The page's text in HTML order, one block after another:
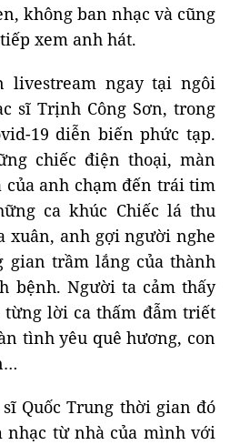
không ban nhạc và cũng
xem anh hát.
livestream ngay tại ngôi
sĩ Trịnh Công Sơn, trong
19 diễn biến phức tạp.
chiếc điện thoại, màn
anh chạm đến trái tim
ca khúc Chiếc lá thu
xuân, anh gợi người nghe
trầm lắng của thành
bệnh. Người ta cảm thấy
lời ca thấm đẫm triết
tình yêu quê hương, con
Quốc Trung thời gian đó
nhạc từ nhà của mình với